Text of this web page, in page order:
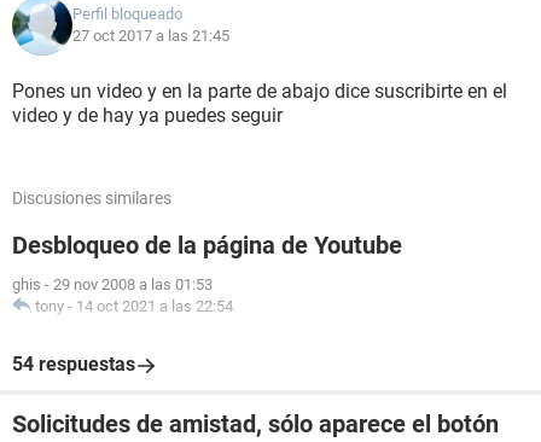
Perfil bloqueado
27 oct 2017 a las 21:45
Pones un video y en la parte de abajo dice suscribirte en el
video y de hay ya puedes seguir
Discusiones similares
Desbloqueo de la página de Youtube
ghis - 29 nov 2008 a las 01:53
tony - 14 oct 2021 a las 22:54
54 respuestas
Solicitudes de amistad, sólo aparece el botón